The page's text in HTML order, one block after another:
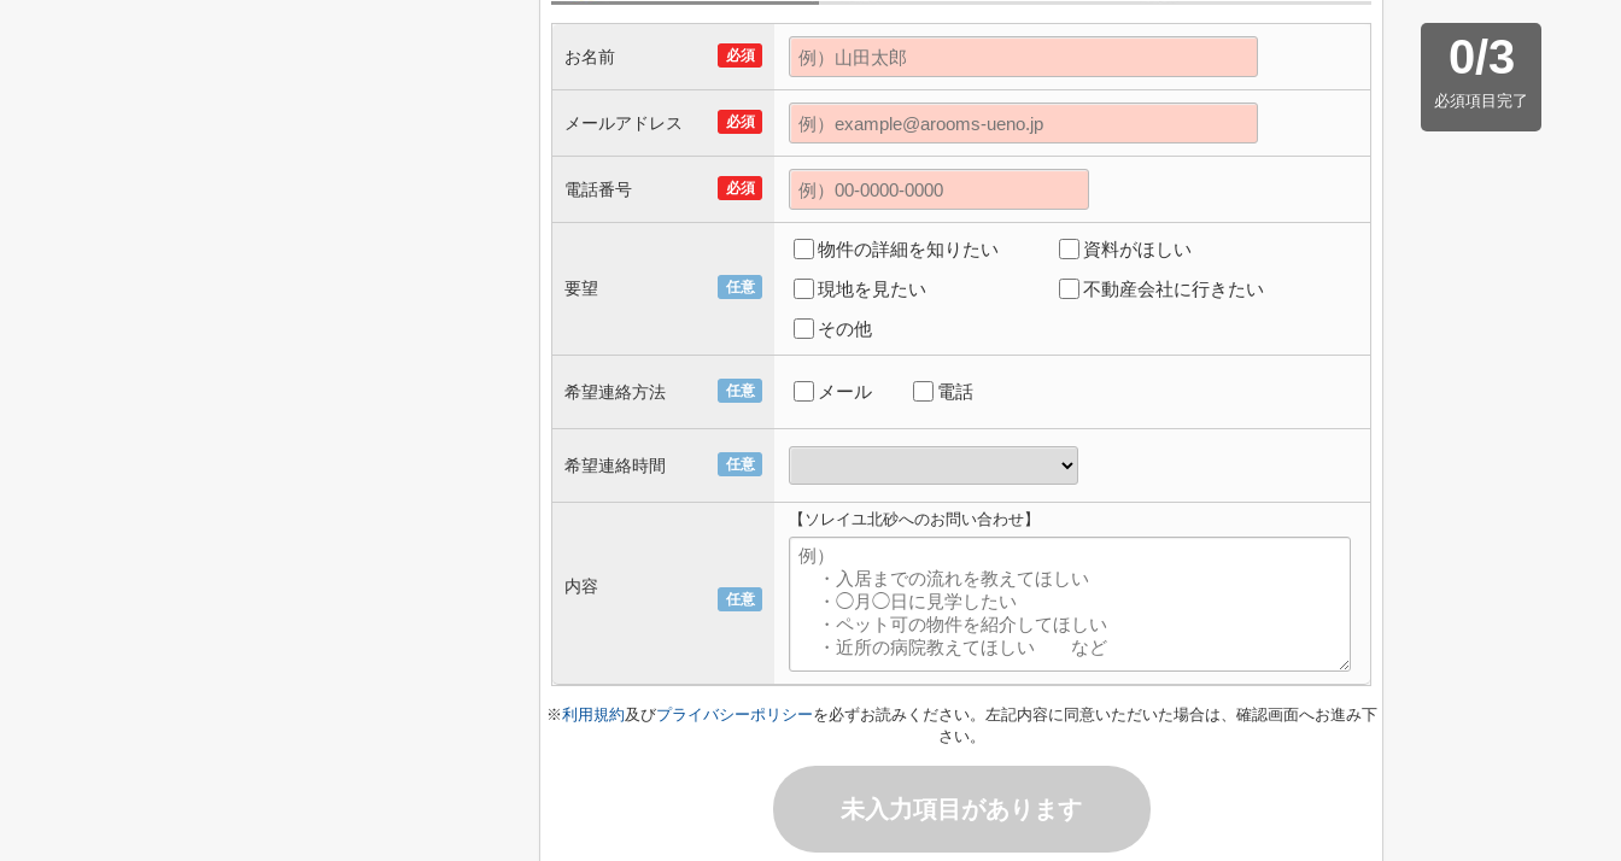
0/3
必須項目完了
必須
お名前
必須
メールアドレス
必須
電話番号
任意
要望
物件の詳細を知りたい
資料がほしい
現地を見たい
不動産会社に行きたい
その他
任意
希望連絡方法 メール 電話
任意
希望連絡時間
任意
内容
【ソレイユ北砂へのお問い合わせ】
※利用規約及びプライバシーポリシーを必ずお読みください。左記内容に同意いただいた場合は、確認画面へお進み下
さい。
未入力項目があります